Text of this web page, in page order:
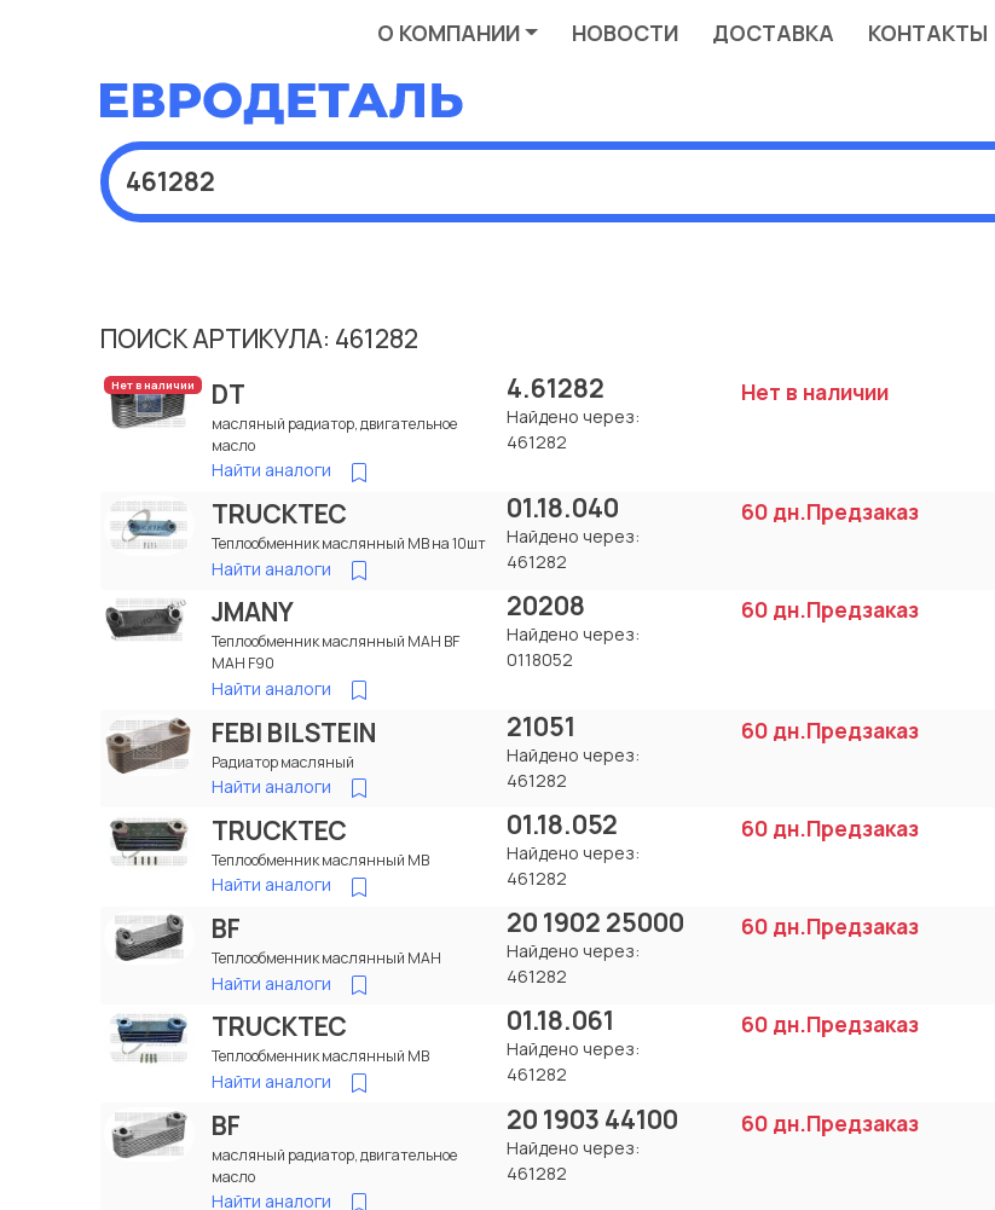
О КОМПАНИИ НОВОСТИ ДОСТАВКА КОНТАКТЫ
ПОИСК АРТИКУЛА: 461282
Нет в наличии DT
масляный радиатор, двигательное
масло
Найти аналоги
4.61282
Найдено через:
461282
Нет в наличии
TRUCKTEC
Теплообменник маслянный МВ на 10шт
Найти аналоги
01.18.040
Найдено через:
461282
60 дн.Предзаказ
JMANY
Теплообменник маслянный МАН BF
МАН F90
Найти аналоги
20208
Найдено через:
0118052
60 дн.Предзаказ
FEBI BILSTEIN
Радиатор масляный
Найти аналоги
21051
Найдено через:
461282
60 дн.Предзаказ
TRUCKTEC
Теплообменник маслянный МВ
Найти аналоги
01.18.052
Найдено через:
461282
60 дн.Предзаказ
BF
Теплообменник маслянный МАН
Найти аналоги
20 1902 25000
Найдено через:
461282
60 дн.Предзаказ
TRUCKTEC
Теплообменник маслянный МВ
Найти аналоги
01.18.061
Найдено через:
461282
60 дн.Предзаказ
BF
масляный радиатор, двигательное
масло
Найти аналоги
20 1903 44100
Найдено через:
461282
60 дн.Предзаказ